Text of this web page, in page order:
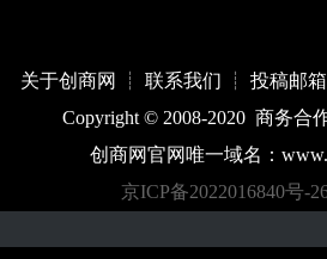
关于创商网 ┊ 联系我们 ┊ 投稿邮箱
Copyright © 2008-2020 商务合
创商网官网唯一域名： www.
京ICP备2022016840号-